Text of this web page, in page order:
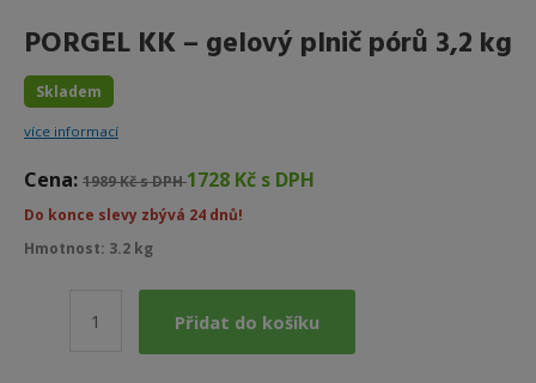
PORGEL KK – gelový plnič pórů 3,2 kg
Skladem
více informací
Cena: 1989 Kč s DPH1728 Kč s DPH
Do konce slevy zbývá 24 dnů!
Hmotnost: 3.2 kg
Přidat do košíku